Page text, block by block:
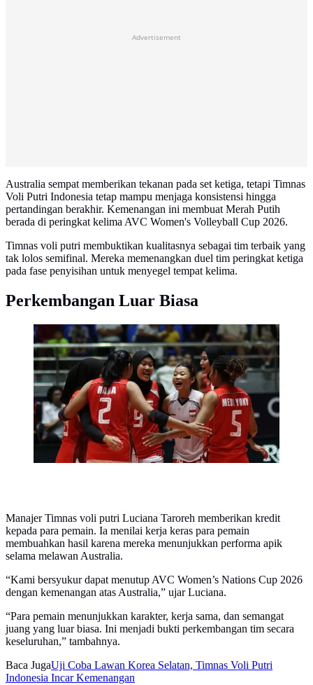
Advertisement
Australia sempat memberikan tekanan pada set ketiga, tetapi Timnas
Voli Putri Indonesia tetap mampu menjaga konsistensi hingga
pertandingan berakhir. Kemenangan ini membuat Merah Putih
berada di peringkat kelima AVC Women's Volleyball Cup 2026.
Timnas voli putri membuktikan kualitasnya sebagai tim terbaik yang
tak lolos semifinal. Mereka memenangkan duel tim peringkat ketiga
pada fase penyisihan untuk menyegel tempat kelima.
Perkembangan Luar Biasa
Timnas Voli Putri Indonesia menutup AVC Women's
Volleyball Cup 2026 dengan kemenangan atas
Australia. (Dok. AVC)
Manajer Timnas voli putri Luciana Taroreh memberikan kredit
kepada para pemain. Ia menilai kerja keras para pemain
membuahkan hasil karena mereka menunjukkan performa apik
selama melawan Australia.
“Kami bersyukur dapat menutup AVC Women’s Nations Cup 2026
dengan kemenangan atas Australia,” ujar Luciana.
“Para pemain menunjukkan karakter, kerja sama, dan semangat
juang yang luar biasa. Ini menjadi bukti perkembangan tim secara
keseluruhan,” tambahnya.
Baca JugaUji Coba Lawan Korea Selatan, Timnas Voli Putri
Indonesia Incar Kemenangan